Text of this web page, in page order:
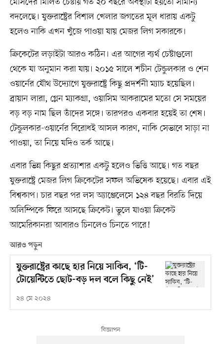
বদলেছে। যুক্তরাষ্ট্রের বিশাল খেলার জগতের মূল ধারায় একটু
হলেও নাকি এখন খুঁজে পাওয়া যায় মেজর লিগ সকারকে।
ক্রিকেটের লড়াইটা আরও কঠিন। এর আগের ব্যর্থ চেষ্টাগুলো
থেকে যা অনুমান করা যায়। ২০১৫ সালে শচীন টেন্ডুলকার ও শেন
ওয়ার্নের যৌথ উদ্যোগে যুক্তরাষ্ট্রে কিছু প্রদর্শনী ম্যাচ হয়েছিল।
ব্রায়ান লারা, গ্লেন ম্যাকগ্রা, ওয়াসিম আকরামের মতো সে সময়ের
বড় বড় নাম ছিল তাঁদের সঙ্গে। তারপরও একবার হয়েই তা শেষ।
টেন্ডুলকার-ওয়ার্নের বিরোধই আসল কারণ, নাকি সেভাবে সাড়া না
পাওয়া, তা নিয়ে যদিও তর্ক আছে।
এবার ভিন্ন কিছুর প্রত্যাশার একটু হলেও ভিত্তি আছে। গত বছর
যুক্তরাষ্ট্রে মেজর লিগ ক্রিকেটের সফল অভিষেক হয়েছে। এবার এই
বিশ্বকাপ। চার বছর পর লস অ্যাঞ্জেলেসে ১২৪ বছর বিরতি দিয়ে
অলিম্পিকে ফিরে আসছে ক্রিকেট। ভুলে যাওয়া ক্রিকেট
আমেরিকানরা আবারও চিনলেও চিনতে পারে!
আরও পড়ুন
যুক্তরাষ্ট্রের কাছে হার নিয়ে সাকিব, ‘টি-
টোয়েন্টিতে ছোট-বড় দল বলে কিছু নেই’
২৪ মে ২০২৪